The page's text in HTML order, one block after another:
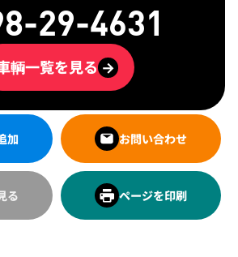
29-4631
輌一覧を見る →
加 お問い合わせ
る ページを印刷